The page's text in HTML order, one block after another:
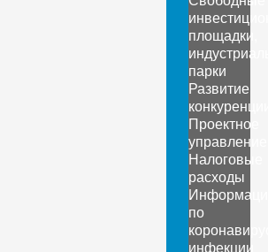
площадки,
парки
Развитие
Проектное
управление
Налоговые
расходы
по
инфекции